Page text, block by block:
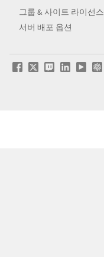
그룹 & 사이트 라이선스
서버 배포 옵션